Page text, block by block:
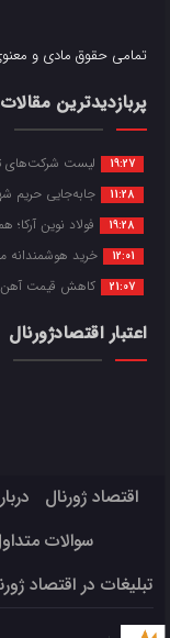
تمامی حقوق مادی و
پربازدیدترین
19:27 لیست شرکت‌های
11:28 جابه‌جایی حریم
19:28 فولاد نوین
12:01 خرید هوشمندانه
21:07 کاهش قیمت آهن
اعتبار اقتصادژورنال
اقتصاد ژورنال
سوالات
تبلیغات در اقتصاد